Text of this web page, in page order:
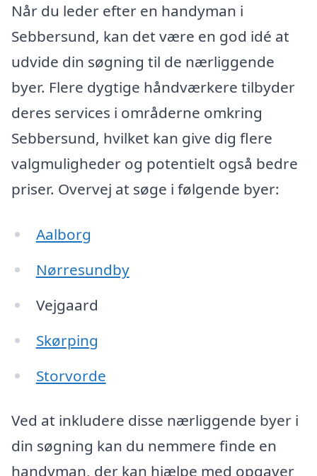
Når du leder efter en handyman i
Sebbersund, kan det være en god idé at
udvide din søgning til de nærliggende
byer. Flere dygtige håndværkere tilbyder
deres services i områderne omkring
Sebbersund, hvilket kan give dig flere
valgmuligheder og potentielt også bedre
priser. Overvej at søge i følgende byer:
Aalborg
Nørresundby
Vejgaard
Skørping
Storvorde
Ved at inkludere disse nærliggende byer i
din søgning kan du nemmere finde en
handyman, der kan hjælpe med opgaver